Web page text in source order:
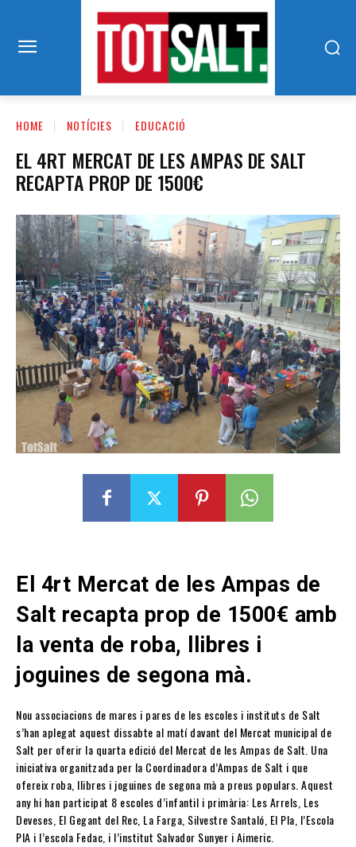
HOME NOTÍCIES EDUCACIÓ
EL 4RT MERCAT DE LES AMPAS DE SALT
RECAPTA PROP DE 1500€
El 4rt Mercat de les Ampas de
Salt recapta prop de 1500€ amb
la venta de roba, llibres i
joguines de segona mà.
Nou associacions de mares i pares de les escoles i instituts de Salt
s’han aplegat aquest dissabte al matí davant del Mercat municipal de
Salt per oferir la quarta edició del Mercat de les Ampas de Salt. Una
iniciativa organitzada per la Coordinadora d’Ampas de Salt i que
ofereix roba, llibres i joguines de segona mà a preus populars. Aquest
any hi han participat 8 escoles d’infantil i primària: Les Arrels, Les
Deveses, El Gegant del Rec, La Farga, Silvestre Santaló, El Pla, l’Escola
PIA i l’escola Fedac, i l’institut Salvador Sunyer i Aimeric.